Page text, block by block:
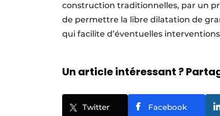
construction traditionnelles, par un
de permettre la libre dilatation de
qui facilite d’éventuelles
Un article intéressant ?
Twitter Facebook